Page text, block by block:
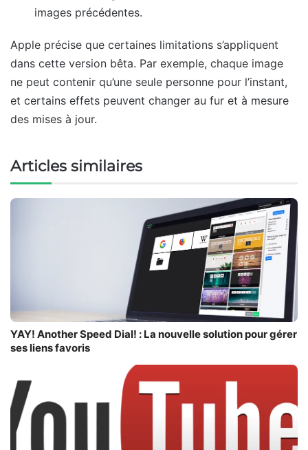
images précédentes.
Apple précise que certaines limitations s’appliquent
dans cette version bêta. Par exemple, chaque image
ne peut contenir qu’une seule personne pour l’instant,
et certains effets peuvent changer au fur et à mesure
des mises à jour.
Articles similaires
YAY! Another Speed Dial! : La nouvelle solution pour gérer
ses liens favoris